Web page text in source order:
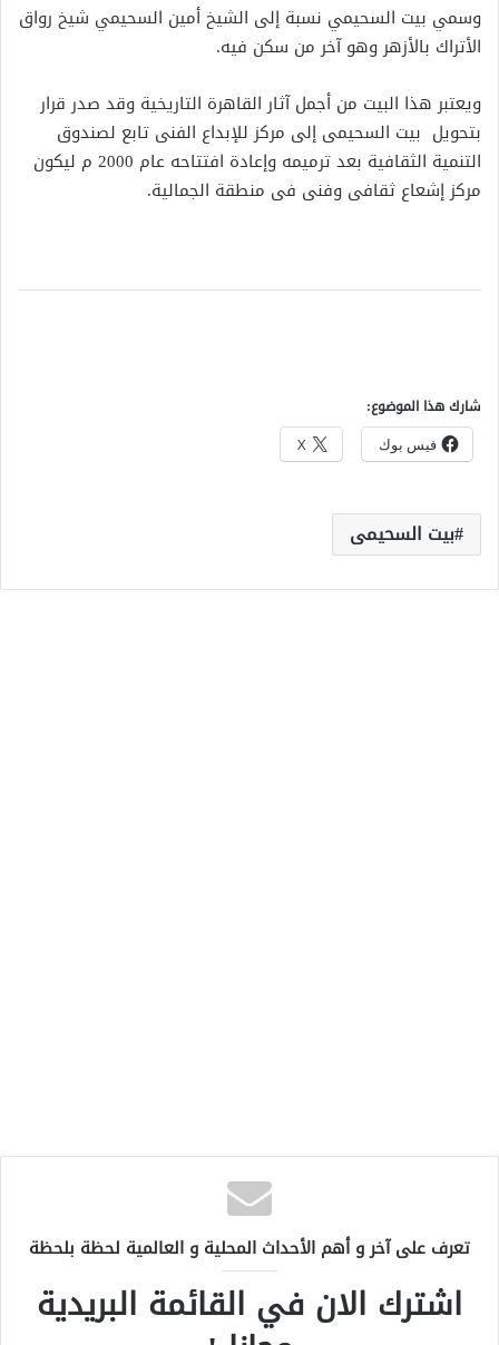
وسمي بيت السحيمي نسبة إلى الشيخ أمين السحيمي شيخ رواق
الأتراك بالأزهر وهو آخر من سكن فيه.
ويعتبر هذا البيت من أجمل آثار القاهرة التاريخية وقد صدر قرار
بتحويل بيت السحيمى إلى مركز للإبداع الفنى تابع لصندوق
التنمية الثقافية بعد ترميمه وإعادة افتتاحه عام 2000 م ليكون
مركز إشعاع ثقافى وفنى فى منطقة الجمالية.
شارك هذا الموضوع:
فيس بوك X
بيت السحيمى
تعرف على آخر و أهم الأحداث المحلية و العالمية لحظة بلحظة
اشترك الان في القائمة البريدية